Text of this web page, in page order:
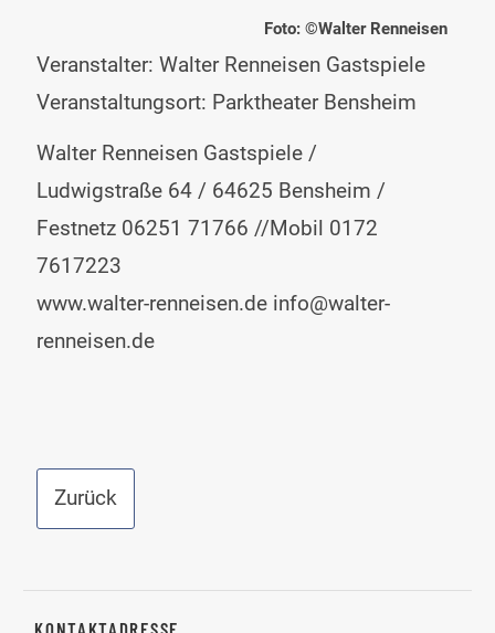
Foto: ©Walter Renneisen
Veranstalter: Walter Renneisen Gastspiele
Veranstaltungsort: Parktheater Bensheim
Walter Renneisen Gastspiele /
Ludwigstraße 64 / 64625 Bensheim /
Festnetz 06251 71766 //Mobil 0172
7617223
www.walter-renneisen.de info@walter-
renneisen.de
Zurück
KONTAKTADRESSE